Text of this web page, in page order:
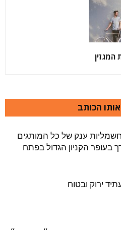
המגזין
הכותב
חשמליות ענק של כל המותגים
בעופר הקניון הגדול בפתח
ירוק ובטוח